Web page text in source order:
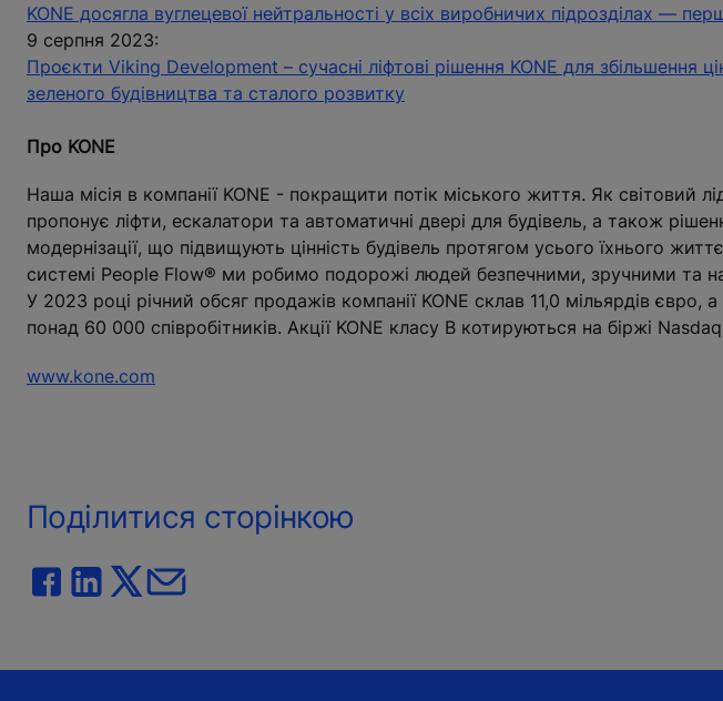
KONE досягла вуглецевої нейтральності у всіх виробничих підрозділах —
9 серпня 2023:
Проєкти Viking Development – сучасні ліфтові рішення KONE для збільшення
зеленого будівництва та сталого розвитку
Про KONE
Наша місія в компанії KONE - покращити потік міського життя. Як світовий
пропонує ліфти, ескалатори та автоматичні двері для будівель, а також
модернізації, що підвищують цінність будівель протягом усього їхнього
системі People Flow® ми робимо подорожі людей безпечними, зручними та
У 2023 році річний обсяг продажів компанії KONE склав 11,0 мільярдів євро,
понад 60 000 співробітників. Акції KONE класу B котируються на біржі
www.kone.com
Поділитися сторінкою